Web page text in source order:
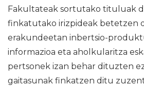
Fakultateak sortutako tituluak
finkatutako irizpideak betetzen
erakundeetan inbertsio-
informazioa eta aholkularitza
pertsonek izan behar dituzten
gaitasunak finkatzen ditu